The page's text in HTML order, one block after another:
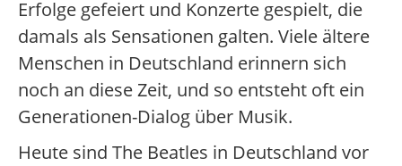
Erfolge gefeiert und Konzerte gespielt, die
damals als Sensationen galten. Viele ältere
Menschen in Deutschland erinnern sich
noch an diese Zeit, und so entsteht oft ein
Generationen-Dialog über Musik.
Heute sind The Beatles in Deutschland vor